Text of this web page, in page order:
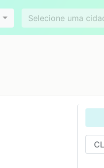
Selecione uma
Videoconferência